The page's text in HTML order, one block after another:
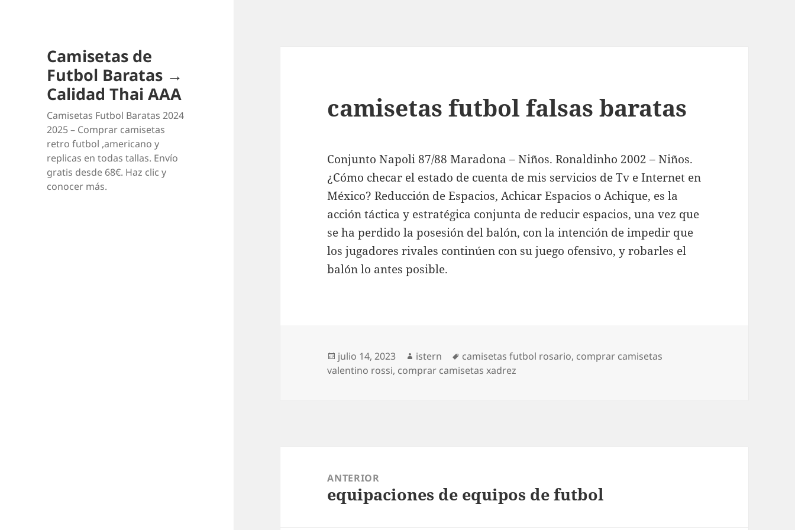
Camisetas de
Futbol Baratas →
Calidad Thai AAA
Camisetas Futbol Baratas 2024
2025 – Comprar camisetas
retro futbol ,americano y
replicas en todas tallas. Envío
gratis desde 68€. Haz clic y
conocer más.
camisetas futbol falsas baratas
Conjunto Napoli 87/88 Maradona – Niños. Ronaldinho 2002 – Niños.
¿Cómo checar el estado de cuenta de mis servicios de Tv e Internet en
México? Reducción de Espacios, Achicar Espacios o Achique, es la
acción táctica y estratégica conjunta de reducir espacios, una vez que
se ha perdido la posesión del balón, con la intención de impedir que
los jugadores rivales continúen con su juego ofensivo, y robarles el
balón lo antes posible.
Publicado
el
julio 14, 2023 Autor
istern Etiquetas
camisetas futbol rosario, comprar camisetas
valentino rossi, comprar camisetas xadrez
entradas
ANTERIOR
Entrada
equipaciones de equipos de futbol